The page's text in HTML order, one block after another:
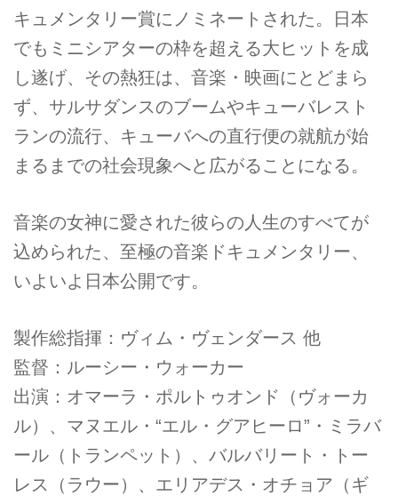
キュメンタリー賞にノミネートされた。日本
でもミニシアターの枠を超える大ヒットを成
し遂げ、その熱狂は、音楽・映画にとどまら
ず、サルサダンスのブームやキューバレスト
ランの流行、キューバへの直行便の就航が始
まるまでの社会現象へと広がることになる。
音楽の女神に愛された彼らの人生のすべてが
込められた、至極の音楽ドキュメンタリー、
いよいよ日本公開です。
製作総指揮：ヴィム・ヴェンダース 他
監督：ルーシー・ウォーカー
出演：オマーラ・ポルトゥオンド（ヴォーカ
ル）、マヌエル・“エル・グアヒーロ”・ミラバ
ール（トランペット）、バルバリート・トー
レス（ラウー）、エリアデス・オチョア（ギ